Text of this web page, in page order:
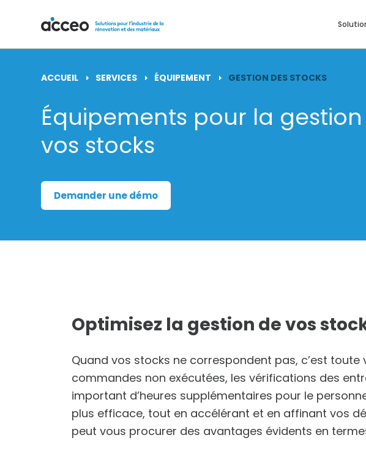
ACCUEIL SERVICES ÉQUIPEMENT GESTION DES STOCKS
Équipements pour la
vos stocks
Demander une démo
Optimisez la gestion de vos
Quand vos stocks ne correspondent pas, c’est
commandes non exécutées, les vérifications des
important d’heures supplémentaires pour le
plus efficace, tout en accélérant et en affinant vos
peut vous procurer des avantages évidents en